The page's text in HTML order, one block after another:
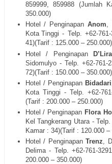
859999, 859988 (Jumlah
350.000)
Hotel / Penginapan Anom,
Kota Tinggi - Telp. +62-
41)(Tarif : 125.000 – 250.000)
Hotel / PenginapanD’Lira
Sidomulyo- Telp. +62-761-
72)(Tarif : 150.000 – 350.000)
Hotel / PenginapanBidadari
Kota Tinggi - Telp. +62-
(Tarif : 200.000 – 250.000)
Hotel / Penginapan Flora
Kel Tangkerang Utara- Telp.
Kamar : 34)(Tarif : 120.000 –
Hotel / PenginapanTrenz,
Delima- Telp. +62-761-
200.000 – 350.000)